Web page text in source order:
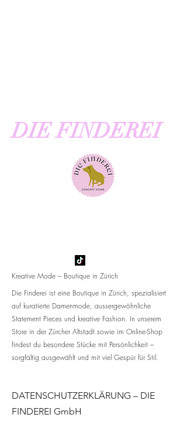
DIE FINDEREI
Die Finderei ist eine Boutique in Zürich, spezialisiert
auf kuratierte Damenmode, aussergewöhnliche
Statement Pieces und kreative Fashion. In unserem
Store in der Zürcher Altstadt sowie im Online-Shop
findest du besondere Stücke mit Persönlichkeit –
sorgfältig ausgewählt und mit viel Gespür für Stil.
Kreative Mode – Boutique in Zürich
DATENSCHUTZERKLÄRUNG – DIE
FINDEREI GmbH